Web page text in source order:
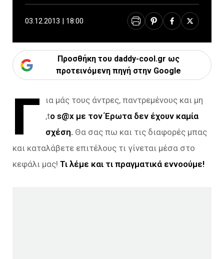
03.12.2013 | 18:00
Προσθήκη του daddy-cool.gr ως
προτεινόμενη πηγή στην Google
Γ
ια μάς τους άντρες, παντρεμένους και μη
,to s@x με τον Έρωτα δεν έχουν καμία
σχέση. Θα σας πω και τις διαφορές μπας
και καταλάβετε επιτέλους τι γίνεται μέσα στο
κεφάλι μας! Τι λέμε και τι πραγματικά εννοούμε!